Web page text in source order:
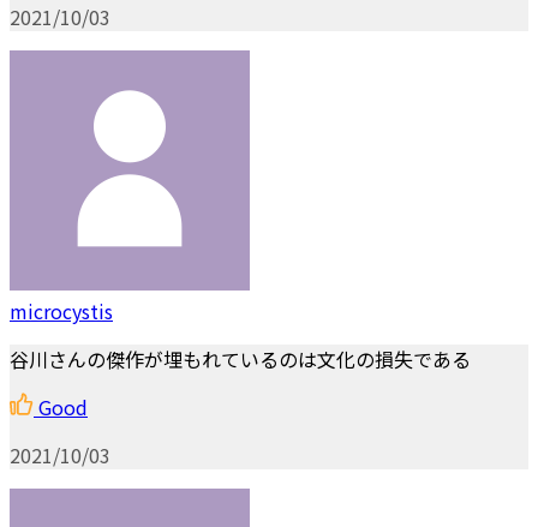
2021/10/03
microcystis
谷川さんの傑作が埋もれているのは文化の損失である
Good
2021/10/03